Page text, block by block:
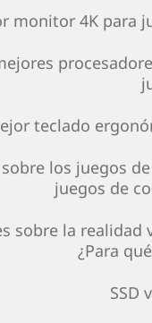
monitor 4K para
teclado
los juegos de
juegos de
sobre la realidad
¿Para
SSD